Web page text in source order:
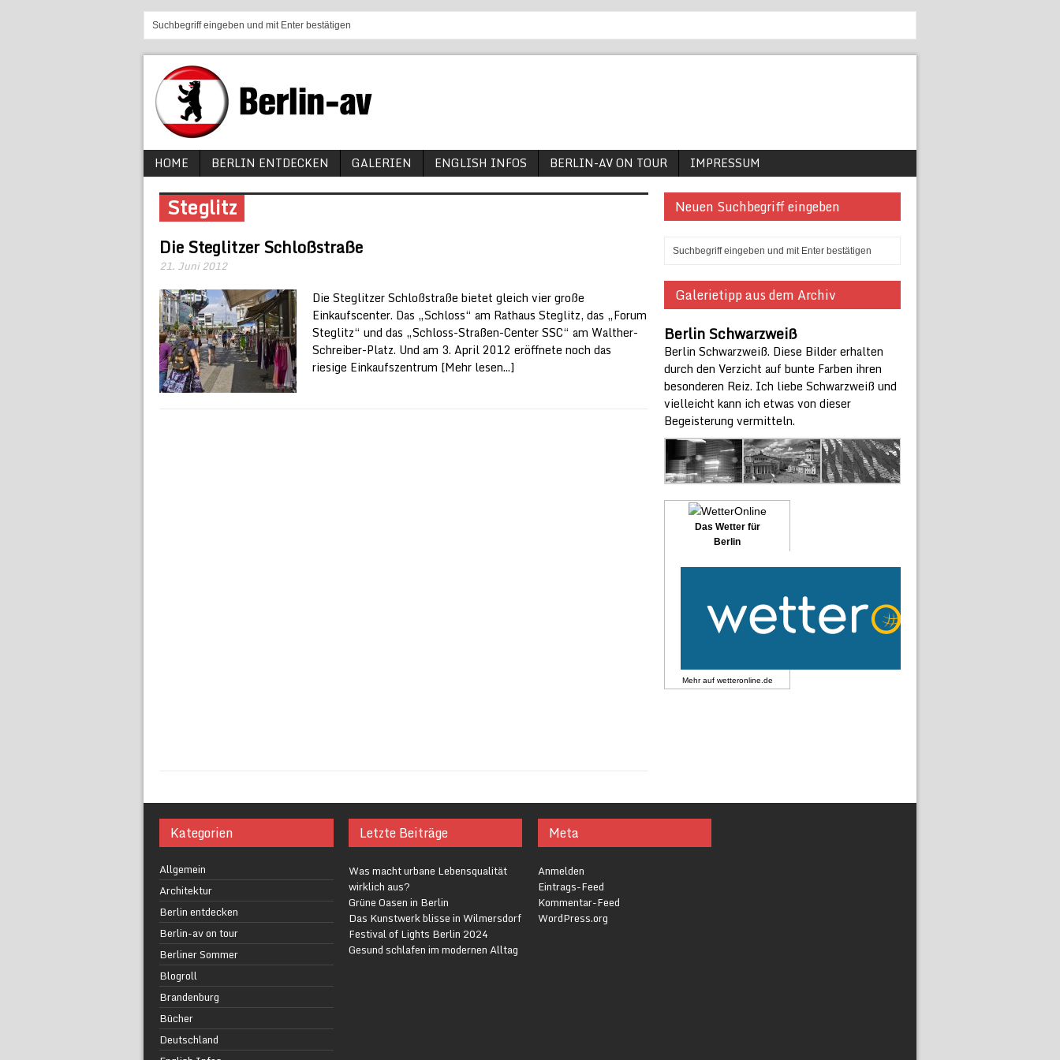
HOME BERLIN ENTDECKEN GALERIEN ENGLISH INFOS BERLIN-AV ON TOUR IMPRESSUM
Steglitz
Die Steglitzer Schloßstraße
21. Juni 2012
Die Steglitzer Schloßstraße bietet gleich vier große
Einkaufscenter. Das „Schloss“ am Rathaus Steglitz, das „Forum
Steglitz“ und das „Schloss-Straßen-Center SSC“ am Walther-
Schreiber-Platz. Und am 3. April 2012 eröffnete noch das
riesige Einkaufszentrum [Mehr lesen...]
Neuen Suchbegriff eingeben
Galerietipp aus dem Archiv
Berlin Schwarzweiß
Berlin Schwarzweiß. Diese Bilder erhalten
durch den Verzicht auf bunte Farben ihren
besonderen Reiz. Ich liebe Schwarzweiß und
vielleicht kann ich etwas von dieser
Begeisterung vermitteln.
Das Wetter für
Berlin
Mehr auf wetteronline.de
Kategorien
Allgemein
Architektur
Berlin entdecken
Berlin-av on tour
Berliner Sommer
Blogroll
Brandenburg
Bücher
Deutschland
Letzte Beiträge
Was macht urbane Lebensqualität
wirklich aus?
Grüne Oasen in Berlin
Das Kunstwerk blisse in Wilmersdorf
Festival of Lights Berlin 2024
Gesund schlafen im modernen Alltag
Meta
Anmelden
Eintrags-Feed
Kommentar-Feed
WordPress.org